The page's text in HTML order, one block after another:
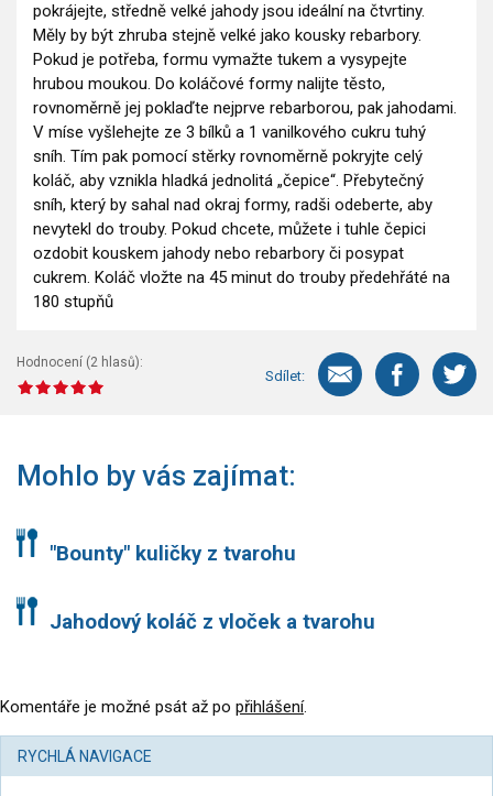
pokrájejte, středně velké jahody jsou ideální na čtvrtiny.
Měly by být zhruba stejně velké jako kousky rebarbory.
Pokud je potřeba, formu vymažte tukem a vysypejte
hrubou moukou. Do koláčové formy nalijte těsto,
rovnoměrně jej poklaďte nejprve rebarborou, pak jahodami.
V míse vyšlehejte ze 3 bílků a 1 vanilkového cukru tuhý
sníh. Tím pak pomocí stěrky rovnoměrně pokryjte celý
koláč, aby vznikla hladká jednolitá „čepice“. Přebytečný
sníh, který by sahal nad okraj formy, radši odeberte, aby
nevytekl do trouby. Pokud chcete, můžete i tuhle čepici
ozdobit kouskem jahody nebo rebarbory či posypat
cukrem. Koláč vložte na 45 minut do trouby předehřáté na
180 stupňů
Hodnocení (2 hlasů):
Sdílet:
Mohlo by vás zajímat:
"Bounty" kuličky z tvarohu
Jahodový koláč z vloček a tvarohu
Komentáře je možné psát až po přihlášení.
RYCHLÁ NAVIGACE